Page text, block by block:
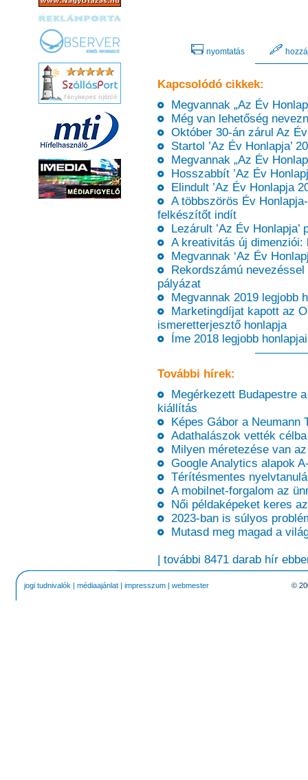
nyomtatás
Kapcsolódó cikkek:
Megvannak „Az Év
Még van lehetőség
Október 30-án zárul Az
Startol ’Az Év Honlapja’
Megvannak „Az Év
Hosszabbít ’Az Év
Elindult ’Az Év Honlapja
A többszörös Év
felkészítőt indít
Lezárult ’Az Év Honlapja’
A kreativitás új dimenziói:
Megvannak ‘Az Év
Rekordszámú nevezéssel
pályázat
Megvannak 2019 legjobb
Marketingdíjat kapott az
ismeretterjesztő honlapja
Íme 2018 legjobb
További hírek:
Megérkezett Budapestre a
kiállítás
Képes Gábor a Neumann
Adathalászok vették
Milyen méretezése van
Google Analytics alapok
Térítésmentes
A mobilnet-forgalom az
Női példaképeket keres
2023-ban is súlyos
Mutasd meg magad a
| további 8471 darab hír
jogi tudnivalók | médiaajánlat | impresszum | webmester ©